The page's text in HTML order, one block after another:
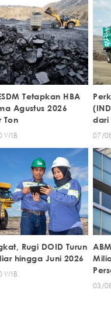
Tetapkan HBA
Agustus 2026
Ton
WIB
dari
07/
Rugi DOID Turun
hingga Juni 2026
WIB
03/